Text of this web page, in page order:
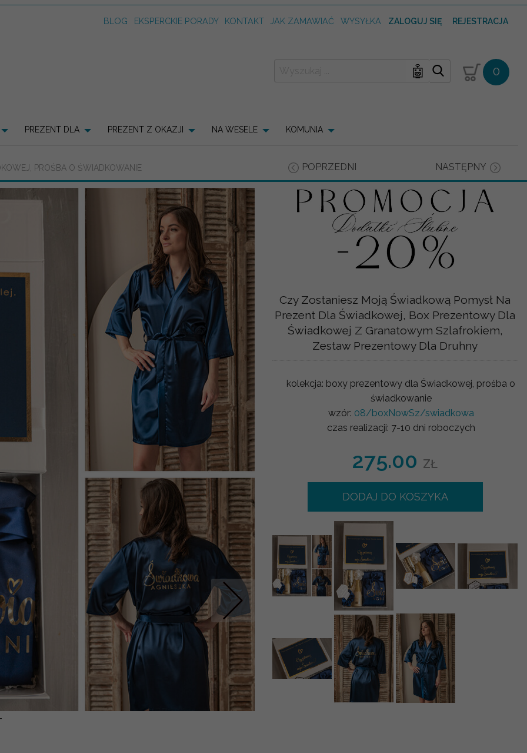
BLOG EKSPERCKIE PORADY KONTAKT JAK ZAMAWIAĆ WYSYŁKA ZALOGUJ SIĘ REJESTRACJA
🤖 0
PREZENT DLA PREZENT Z OKAZJI NA WESELE KOMUNIA
PROŚBA O ŚWIADKOWANIE POPRZEDNI NASTĘPNY
Nastepne
Czy Zostaniesz Moją Świadkową Pomysł Na
Prezent Dla Świadkowej, Box Prezentowy Dla
Świadkowej Z Granatowym Szlafrokiem,
Zestaw Prezentowy Dla Druhny
kolekcja: boxy prezentowy dla Świadkowej, prośba o
świadkowanie
wzór: 08/boxNowSz/swiadkowa
czas realizacji: 7-10 dni roboczych
275.00 ZŁ
DODAJ DO KOSZYKA